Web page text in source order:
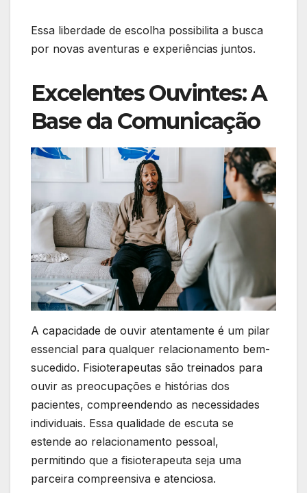
Essa liberdade de escolha possibilita a busca
por novas aventuras e experiências juntos.
Excelentes Ouvintes: A
Base da Comunicação
A capacidade de ouvir atentamente é um pilar
essencial para qualquer relacionamento bem-
sucedido. Fisioterapeutas são treinados para
ouvir as preocupações e histórias dos
pacientes, compreendendo as necessidades
individuais. Essa qualidade de escuta se
estende ao relacionamento pessoal,
permitindo que a fisioterapeuta seja uma
parceira compreensiva e atenciosa.